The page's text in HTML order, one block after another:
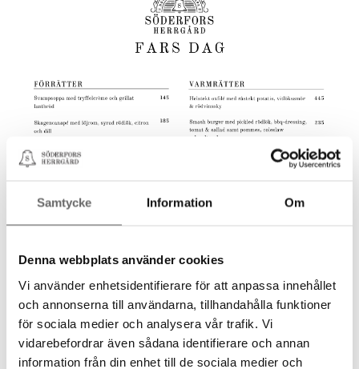
Samtycke Information Om
Denna webbplats använder cookies
Vi använder enhetsidentifierare för att anpassa innehållet
och annonserna till användarna, tillhandahålla funktioner
för sociala medier och analysera vår trafik. Vi
vidarebefordrar även sådana identifierare och annan
information från din enhet till de sociala medier och